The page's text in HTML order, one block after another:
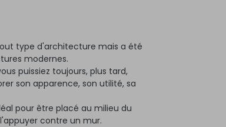
type d'architecture mais a été
modernes.
puissiez toujours, plus tard,
son apparence, son utilité, sa
pour être placé au milieu du
contre un mur.